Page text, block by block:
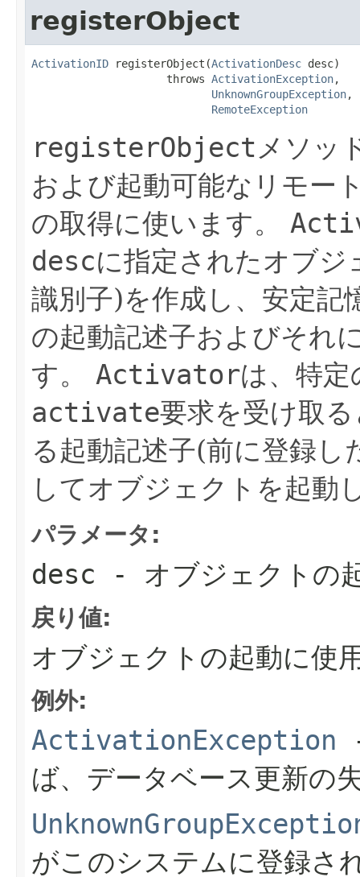
registerObject
ActivationID registerObject(ActivationDesc desc)
                     throws
ActivationException,
UnknownGroupException,
RemoteException
registerObject メソッ
および起動可能なリモー
の取得に使います。
descに指定されたオブジ
識別子)を作成し、安定記
の起動記述子およびそれ
す。
Activatorは、特
activate要求を受け取
る起動記述子(前に登録
してオブジェクトを起動
パラメータ:
desc - オブジェクトの
戻り値:
オブジェクトの起動に使
例外:
ActivationException
ば、データベース更新の
がこのシステムに登録さ